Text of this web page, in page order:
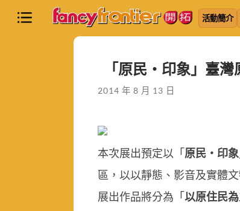
活動簡介
「原民‧印象」臺灣
2014 年 8 月 13 日
本次展出預定以「原民‧印象
區，以以靜態、影音及實體
展出作品將分為「以原住民